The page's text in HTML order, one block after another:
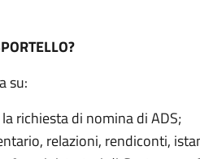
su:
richiesta di nomina di ADS;
relazioni, rendiconti,